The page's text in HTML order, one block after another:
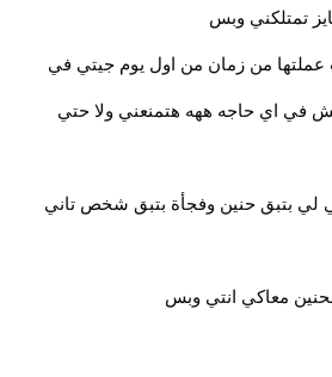
تمتلكني وبس
عملتها من زمان من اول يوم جيتي في
في اي حاجه ههه هتمنعني ولا حتي
لي بتبق حنين وفجأة بتبق شخص تاني
معاكي انتي وبس